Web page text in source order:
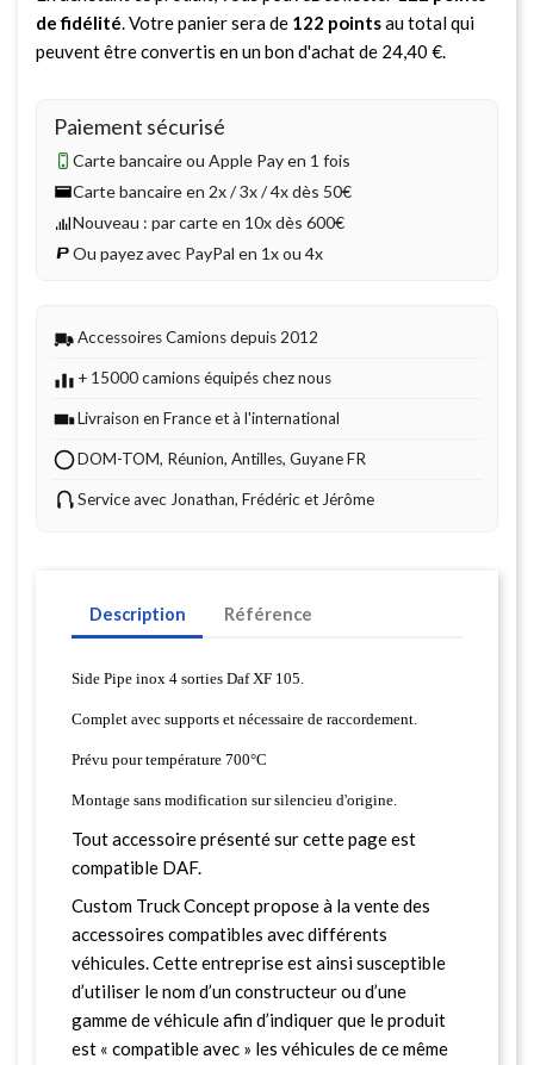
de fidélité. Votre panier sera de 122 pointsau total qui
peuvent être convertis en un bon d'achat de 24,40 €.
Paiement sécurisé
Carte bancaire ou Apple Pay en 1 fois
Carte bancaire en 2x / 3x / 4x dès 50€
Nouveau : par carte en 10x dès 600€
Ou payez avec PayPal en 1x ou 4x
Accessoires Camions depuis 2012
+ 15000 camions équipés chez nous
Livraison en France et à l'international
DOM-TOM, Réunion, Antilles, Guyane FR
Service avec Jonathan, Frédéric et Jérôme
Description Référence
Side Pipe inox 4 sorties Daf XF 105.
Complet avec supports et nécessaire de raccordement.
Prévu pour température 700°C
Montage sans modification sur silencieu d'origine.
Tout accessoire présenté sur cette page est
compatible DAF.
Custom Truck Concept propose à la vente des
accessoires compatibles avec différents
véhicules. Cette entreprise est ainsi susceptible
d’utiliser le nom d’un constructeur ou d’une
gamme de véhicule afin d’indiquer que le produit
est « compatible avec » les véhicules de ce même